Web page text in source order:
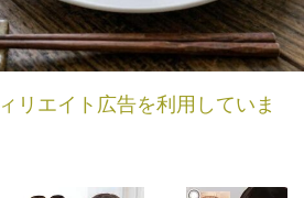
リエイト広告を利用していま